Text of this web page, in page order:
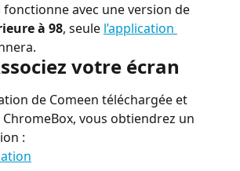
avec une version de
à 98, seule l’application
votre écran
de Comeen téléchargée et
vous obtiendrez un
: